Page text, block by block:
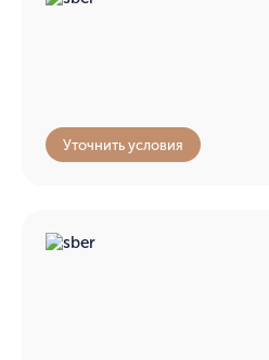
Уточнить условия